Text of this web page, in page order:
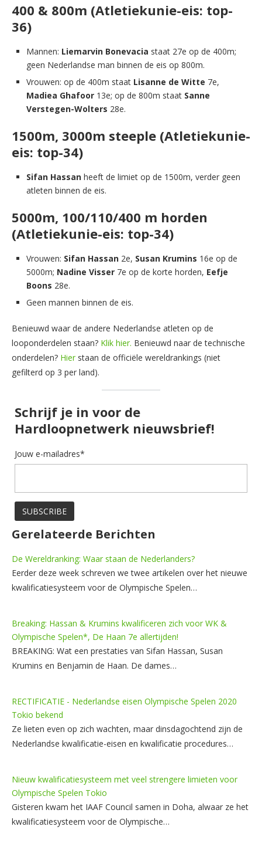
400 & 800m (Atletiekunie-eis: top-
36)
Mannen: Liemarvin Bonevacia staat 27e op de 400m;
geen Nederlandse man binnen de eis op 800m.
Vrouwen: op de 400m staat Lisanne de Witte 7e,
Madiea Ghafoor 13e; op de 800m staat Sanne
Verstegen-Wolters 28e.
1500m, 3000m steeple (Atletiekunie-
eis: top-34)
Sifan Hassan heeft de limiet op de 1500m, verder geen
atleten binnen de eis.
5000m, 100/110/400 m horden
(Atletiekunie-eis: top-34)
Vrouwen: Sifan Hassan 2e, Susan Krumins 16e op de
5000m; Nadine Visser 7e op de korte horden, Eefje
Boons 28e.
Geen mannen binnen de eis.
Benieuwd waar de andere Nederlandse atleten op de
looponderdelen staan? Klik hier. Benieuwd naar de technische
onderdelen? Hier staan de officiële wereldrankings (niet
gefilterd op 3 per land).
Schrijf je in voor de
Hardloopnetwerk nieuwsbrief!
Jouw e-mailadres*
Gerelateerde Berichten
De Wereldranking: Waar staan de Nederlanders?
Eerder deze week schreven we twee artikelen over het nieuwe
kwalificatiesysteem voor de Olympische Spelen…
Breaking: Hassan & Krumins kwalificeren zich voor WK &
Olympische Spelen*, De Haan 7e allertijden!
BREAKING: Wat een prestaties van Sifan Hassan, Susan
Krumins en Benjamin de Haan. De dames…
RECTIFICATIE - Nederlandse eisen Olympische Spelen 2020
Tokio bekend
Ze lieten even op zich wachten, maar dinsdagochtend zijn de
Nederlandse kwalificatie-eisen en kwalificatie procedures…
Nieuw kwalificatiesysteem met veel strengere limieten voor
Olympische Spelen Tokio
Gisteren kwam het IAAF Council samen in Doha, alwaar ze het
kwalificatiesysteem voor de Olympische…